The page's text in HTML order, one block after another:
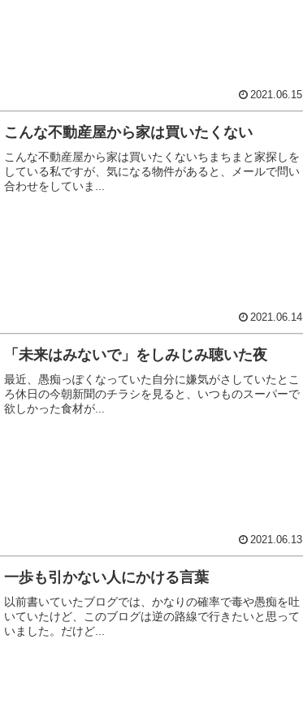
2021.06.15
こんな不動産屋から家は買いたくない
こんな不動産屋から家は買いたくないちまちまと家探しを
している私ですが、気になる物件があると、メールで問い
合わせをしていま...
2021.06.14
「未来はみないで」をしみじみ聴いた夜
最近、愚痴っぽくなっていた自分に嫌気がさしていたとこ
ろ休日の今朝新聞のチラシを見ると、いつものスーパーで
欲しかった食材が...
2021.06.13
一歩も引かない人にかける言葉
以前書いていたブログでは、かなりの確率で毒や愚痴を吐
いていたけど、このブログは逆の路線で行きたいと思って
いました。だけど...